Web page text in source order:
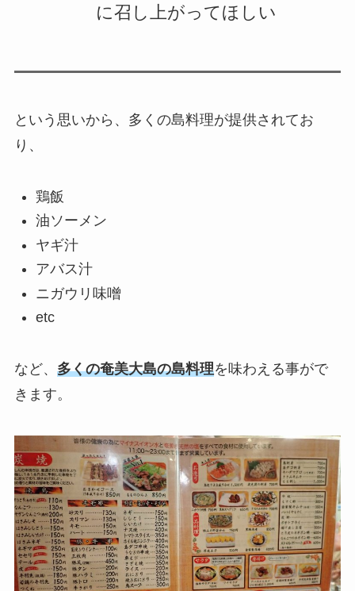
に召し上がってほしい
という思いから、多くの島料理が提供されてお
り、
鶏飯
油ソーメン
ヤギ汁
アバス汁
ニガウリ味噌
etc
など、 多くの奄美大島の島料理を味わえる事がで
きます。